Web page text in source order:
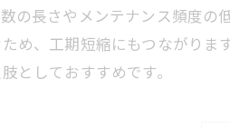
の長さやメンテナンス頻度
め、工期短縮にもつながり
としておすすめです。